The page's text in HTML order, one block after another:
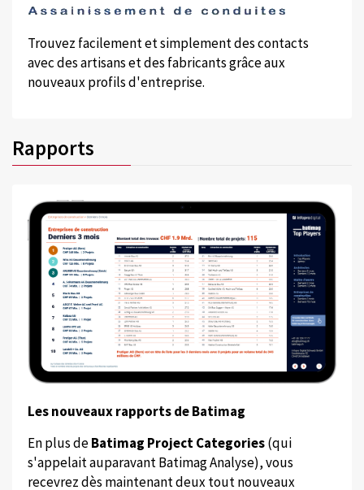
Trouvez facilement et simplement des contacts
avec des artisans et des fabricants grâce aux
nouveaux profils d'entreprise.
Rapports
Les nouveaux rapports de Batimag
En plus deBatimag Project Categories(qui
s'appelait auparavant Batimag Analyse), vous
recevrez dès maintenant deux tout nouveaux